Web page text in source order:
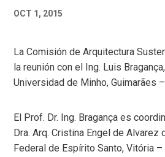
OCT 1, 2015
La Comisión de Arquitectura
la reunión con el Ing. Luis
Universidad de Minho, Guimarães
El Prof. Dr. Ing. Bragança es
Dra. Arq. Cristina Engel de Alvarez
Federal de Espírito Santo, Vitória –